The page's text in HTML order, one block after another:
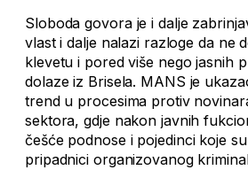
Sloboda govora je i dalje
vlast i dalje nalazi razloge da ne
klevetu i pored više nego jasnih
dolaze iz Brisela. MANS je
trend u procesima protiv
sektora, gdje nakon javnih
češće podnose i pojedinci koje
pripadnici organizovanog